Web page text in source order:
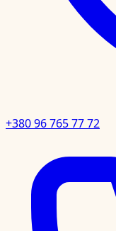
+380 96 765 77 72